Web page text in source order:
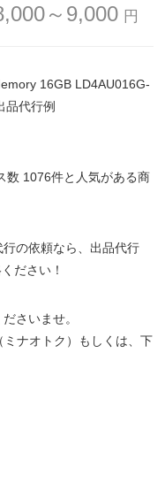
～9,000 円
16GB LD4AU016G-
品代行例
数 1076件と人気がある商
の依頼なら、出品代行
ださい！
さいませ。
ナオトク）もしくは、下